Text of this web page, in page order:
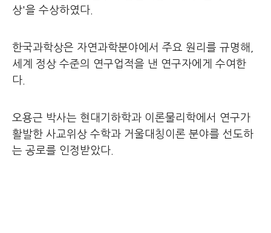
상'을 수상하였다.
한국과학상은 자연과학분야에서 주요 원리를 규명해,
세계 정상 수준의 연구업적을 낸 연구자에게 수여한
다.
오용근 박사는 현대기하학과 이론물리학에서 연구가
활발한 사교위상 수학과 거울대칭이론 분야를 선도하
는 공로를 인정받았다.